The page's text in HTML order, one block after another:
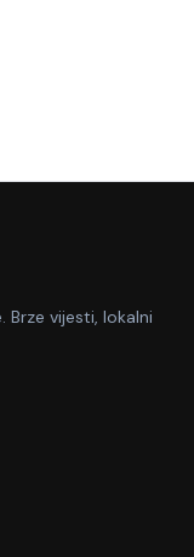
Brze vijesti, lokalni